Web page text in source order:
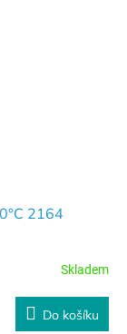
2164
Skladem
Do košíku